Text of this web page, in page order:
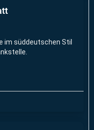
im süddeutschen Stil